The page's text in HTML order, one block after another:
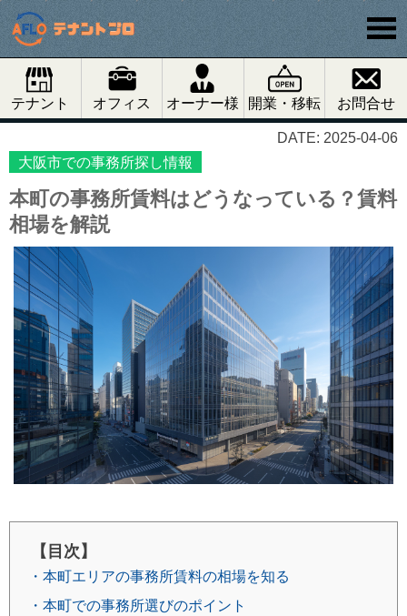
テナント オフィス オーナー様 開業・移転 お問合せ
DATE: 2025-04-06
大阪市での事務所探し情報
本町の事務所賃料はどうなっている？賃料
相場を解説
【目次】
・本町エリアの事務所賃料の相場を知る
・本町での事務所選びのポイント